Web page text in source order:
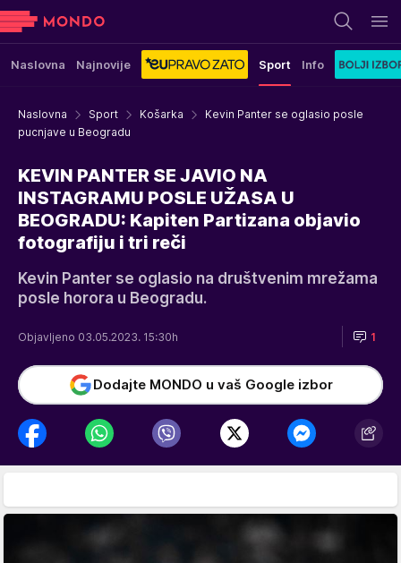
Naslovna Najnovije Sport Info
Naslovna Sport Košarka
Kevin Panter se oglasio posle
pucnjave u Beogradu
KEVIN PANTER SE JAVIO NA
INSTAGRAMU POSLE UŽASA U
BEOGRADU: Kapiten Partizana objavio
fotografiju i tri reči
Kevin Panter se oglasio na društvenim mrežama
posle horora u Beogradu.
Objavljeno 03.05.2023. 15:30h 1
Dodajte MONDO u vaš Google izbor